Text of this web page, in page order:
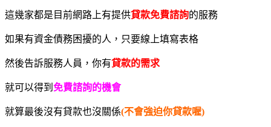
這幾家都是目前網路上有提供貸款免費諮詢的服務
如果有資金債務困擾的人，只要線上填寫表格
然後告訴服務人員，你有貸款的需求
就可以得到 免費諮詢的機會
就算最後沒有貸款也沒關係(不會強迫你貸款喔)